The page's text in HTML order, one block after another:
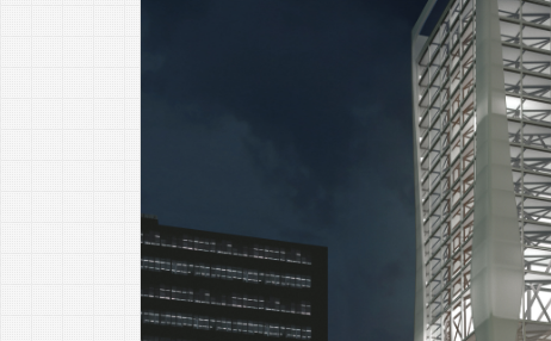
Cătălin Ioan Popa
Facultatea de Construcții